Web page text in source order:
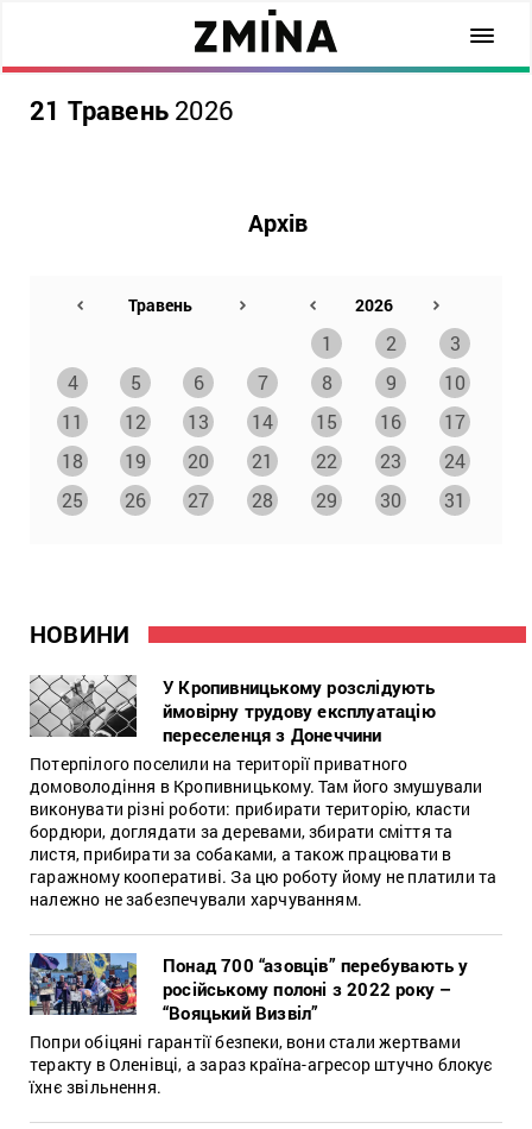
21 Травень 2026
НОВИНИ
У Кропивницькому розслідують
ймовірну трудову експлуатацію
переселенця з Донеччини
Потерпілого поселили на території приватного
домоволодіння в Кропивницькому. Там його змушували
виконувати різні роботи: прибирати територію, класти
бордюри, доглядати за деревами, збирати сміття та
листя, прибирати за собаками, а також працювати в
гаражному кооперативі. За цю роботу йому не платили та
належно не забезпечували харчуванням.
Понад 700 “азовців” перебувають у
російському полоні з 2022 року –
“Вояцький Визвіл”
Попри обіцяні гарантії безпеки, вони стали жертвами
теракту в Оленівці, а зараз країна-агресор штучно блокує
їхнє звільнення.
Архів
1 2
3
4
5 6 7 8 9
10
11
12 13 14 15 16
17
18
19 20 21 22 23
24
25
26 27 28 29 30 31